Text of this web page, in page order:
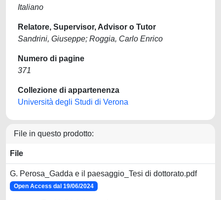
Italiano
Relatore, Supervisor, Advisor o Tutor
Sandrini, Giuseppe; Roggia, Carlo Enrico
Numero di pagine
371
Collezione di appartenenza
Università degli Studi di Verona
File in questo prodotto:
File
G. Perosa_Gadda e il paesaggio_Tesi di dottorato.pdf
Open Access dal 19/06/2024